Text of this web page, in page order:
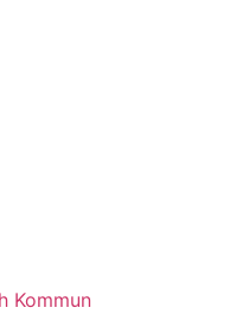
Kommun